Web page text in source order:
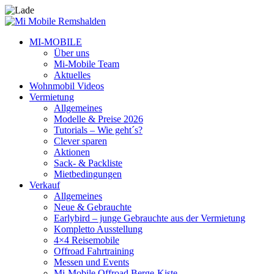
MI-MOBILE
Über uns
Mi-Mobile Team
Aktuelles
Wohnmobil Videos
Vermietung
Allgemeines
Modelle & Preise 2026
Tutorials – Wie geht´s?
Clever sparen
Aktionen
Sack- & Packliste
Mietbedingungen
Verkauf
Allgemeines
Neue & Gebrauchte
Earlybird – junge Gebrauchte aus der Vermietung
Kompletto Ausstellung
4×4 Reisemobile
Offroad Fahrtraining
Messen und Events